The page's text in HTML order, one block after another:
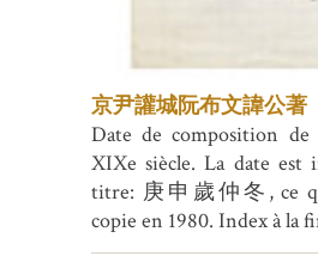
京尹讙城阮布文諱公著
Date de composition
XIXe siècle. La date est
titre: 庚申歲仲冬, ce
copie en 1980. Index à la